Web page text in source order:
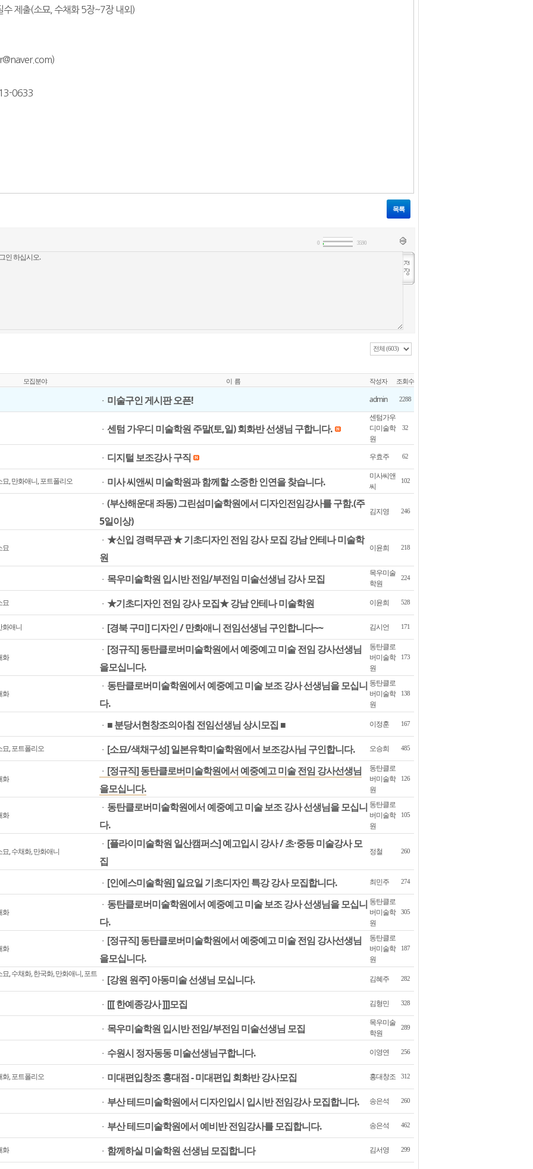
수 제출(소묘, 수채화 5장~7장 내외)
0633
목록
0 3590
모집분야 이 름 작성자 조회수
ㆍ 미술구인 게시판 오픈! admin 2288
ㆍ 센텀 가우디 미술학원 주말(토,일) 회화반 선생님 구합니다.
센텀가우
디미술학
원
32
ㆍ 디지털 보조강사 구직 우효주 62
묘, 만화애니, 포트폴리오 ㆍ 미사 씨앤씨 미술학원과 함께할 소중한 인연을 찾습니다.
미사씨앤
씨
102
ㆍ (부산해운대 좌동) 그린섬미술학원에서 디자인전임강사를 구함.(주
5일이상)
김지영 246
묘
ㆍ ★신입 경력무관 ★ 기초디자인 전임 강사 모집 강남 안테나 미술학
원
이윤희 218
ㆍ 목우미술학원 입시반 전임/부전임 미술선생님 강사 모집
목우미술
학원
224
묘 ㆍ ★기초디자인 전임 강사 모집★ 강남 안테나 미술학원 이윤희 528
화애니 ㆍ [경북 구미] 디자인 / 만화애니 전임선생님 구인합니다~~ 김시언 171
화
ㆍ [정규직] 동탄클로버미술학원에서 예중예고 미술 전임 강사선생님
을모십니다.
동탄클로
버미술학
원
173
화
ㆍ 동탄클로버미술학원에서 예중예고 미술 보조 강사 선생님을 모십니
다.
동탄클로
버미술학
원
138
ㆍ ■ 분당서현창조의아침 전임선생님 상시모집 ■ 이정훈 167
묘, 포트폴리오 ㆍ [소묘/색채구성] 일본유학미술학원에서 보조강사님 구인합니다. 오승희 485
화
ㆍ [정규직] 동탄클로버미술학원에서 예중예고 미술 전임 강사선생님
을모십니다.
동탄클로
버미술학
원
126
화
ㆍ 동탄클로버미술학원에서 예중예고 미술 보조 강사 선생님을 모십니
다.
동탄클로
버미술학
원
105
묘, 수채화, 만화애니
ㆍ [플라이미술학원 일산캠퍼스] 예고입시 강사 / 초·중등 미술강사 모
집
정철 260
ㆍ [인에스미술학원] 일요일 기초디자인 특강 강사 모집합니다. 최민주 274
화
ㆍ 동탄클로버미술학원에서 예중예고 미술 보조 강사 선생님을 모십니
다.
동탄클로
버미술학
원
305
화
ㆍ [정규직] 동탄클로버미술학원에서 예중예고 미술 전임 강사선생님
을모십니다.
동탄클로
버미술학
원
187
묘, 수채화, 한국화, 만화애니, 포트
ㆍ [강원 원주] 아동미술 선생님 모십니다. 김혜주 282
ㆍ [[[ 한예종강사 ]]]모집 김형민 328
ㆍ 목우미술학원 입시반 전임/부전임 미술선생님 모집
목우미술
학원
289
ㆍ 수원시 정자동동 미술선생님구합니다. 이영연 256
화, 포트폴리오 ㆍ 미대편입창조 홍대점 - 미대편입 회화반 강사모집 홍대창조 312
ㆍ 부산 테드미술학원에서 디자인입시 입시반 전임강사 모집합니다. 송은석 260
ㆍ 부산 테드미술학원에서 예비반 전임강사를 모집합니다. 송은석 462
화 ㆍ 함께하실 미술학원 선생님 모집합니다 김서영 299